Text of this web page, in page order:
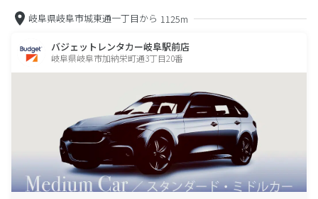
岐阜県岐阜市城東通一丁目から 1125m
バジェットレンタカー岐阜駅前店
岐阜県岐阜市加納栄町通3丁目20番